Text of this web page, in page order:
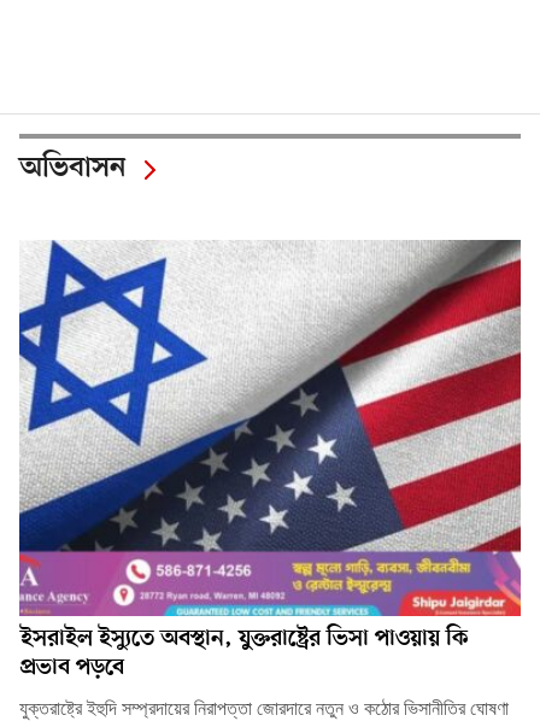
অভিবাসন
ইসরাইল ইস্যুতে অবস্থান, যুক্তরাষ্ট্রের ভিসা পাওয়ায় কি
প্রভাব পড়বে
যুক্তরাষ্ট্রে ইহুদি সম্প্রদায়ের নিরাপত্তা জোরদারে নতুন ও কঠোর ভিসানীতির ঘোষণা